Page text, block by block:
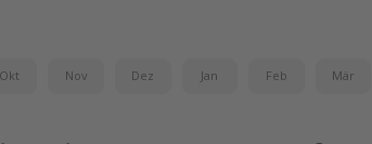
Okt Nov Dez Jan Feb Mär